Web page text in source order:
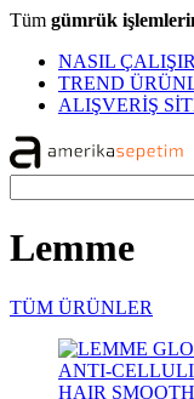
Tüm gümrük
NASIL
TREND
ALIŞVERİŞ
Lemme
TÜM ÜRÜNLER